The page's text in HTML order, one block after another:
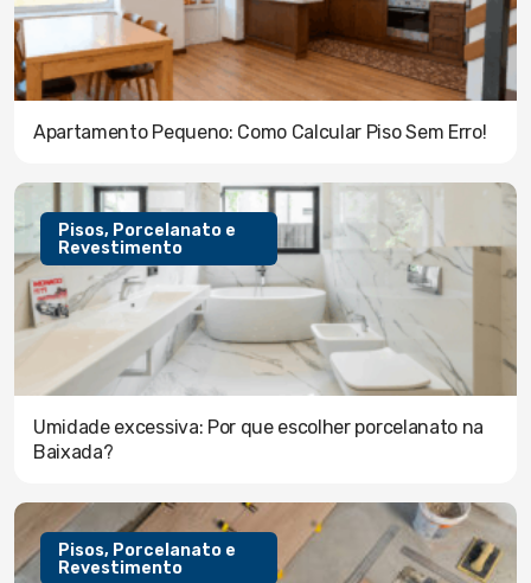
Apartamento Pequeno: Como Calcular Piso Sem Erro!
Pisos, Porcelanato e
Revestimento
Umidade excessiva: Por que escolher porcelanato na
Baixada?
Pisos, Porcelanato e
Revestimento